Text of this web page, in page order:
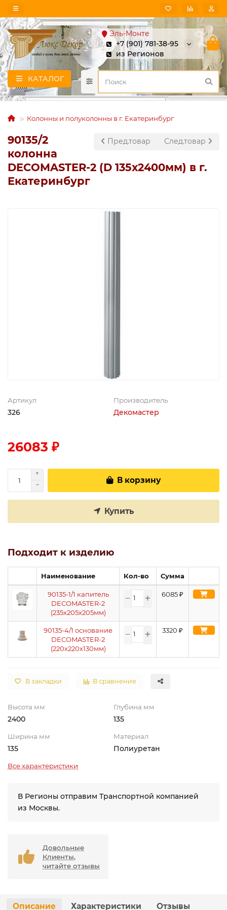
Эль-Монте
+7 (901) 781-38-95
из Регионов
КАТАЛОГ
Колонны и полуколонны в г. Екатеринбург
Пред.товар След.товар
90135/2
колонна
DECOMASTER-2 (D 135х2400мм) в г.
Екатеринбург
Артикул
326
Производитель
Декомастер
26083 ₽
В корзину
Купить
Подходит к изделию
Наименование Кол-во Сумма
90135-1/1 капитель
DECOMASTER-2
(235х205х205мм)
6085₽
90135-4/1 основание
DECOMASTER-2
(220х220х130мм)
3320 ₽
В закладки В сравнение
Высота мм
2400
Глубина мм
135
Ширина мм
135
Материал
Полиуретан
Все характеристики
В Регионы отправим Транспортной компанией
из Москвы.
Довольные
Клиенты,
читайте отзывы
Описание Характеристики Отзывы